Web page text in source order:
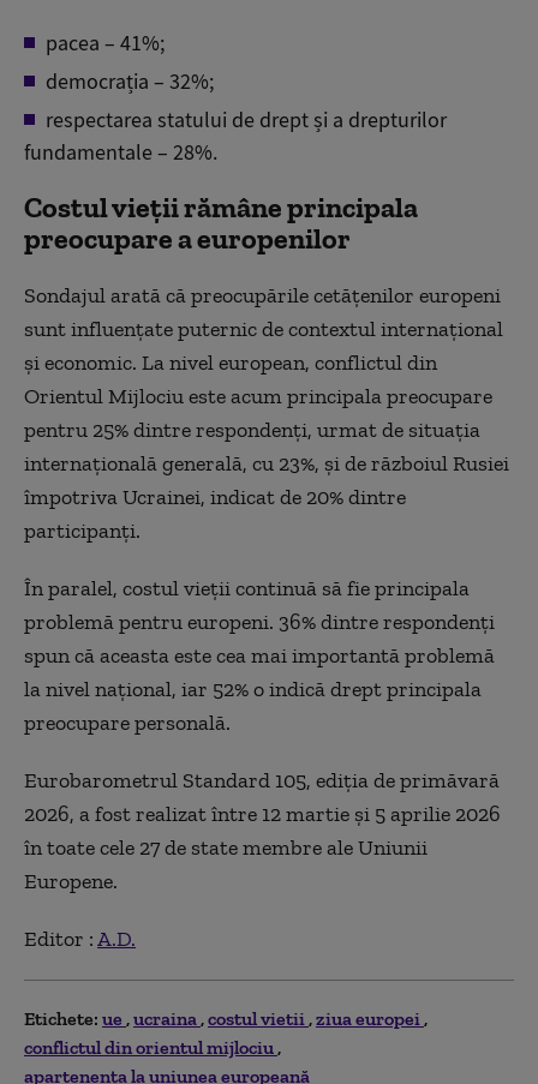
pacea – 41%;
democrația – 32%;
respectarea statului de drept și a drepturilor
fundamentale – 28%.
Costul vieții rămâne principala
preocupare a europenilor
Sondajul arată că preocupările cetățenilor europeni
sunt influențate puternic de contextul internațional
și economic. La nivel european, conflictul din
Orientul Mijlociu este acum principala preocupare
pentru 25% dintre respondenți, urmat de situația
internațională generală, cu 23%, și de războiul Rusiei
împotriva Ucrainei, indicat de 20% dintre
participanți.
În paralel, costul vieții continuă să fie principala
problemă pentru europeni. 36% dintre respondenți
spun că aceasta este cea mai importantă problemă
la nivel național, iar 52% o indică drept principala
preocupare personală.
Eurobarometrul Standard 105, ediția de primăvară
2026, a fost realizat între 12 martie și 5 aprilie 2026
în toate cele 27 de state membre ale Uniunii
Europene.
Editor :A.D.
Etichete: ue ucraina costul vietii ziua europei
conflictul din orientul mijlociu
apartenența la uniunea europeană